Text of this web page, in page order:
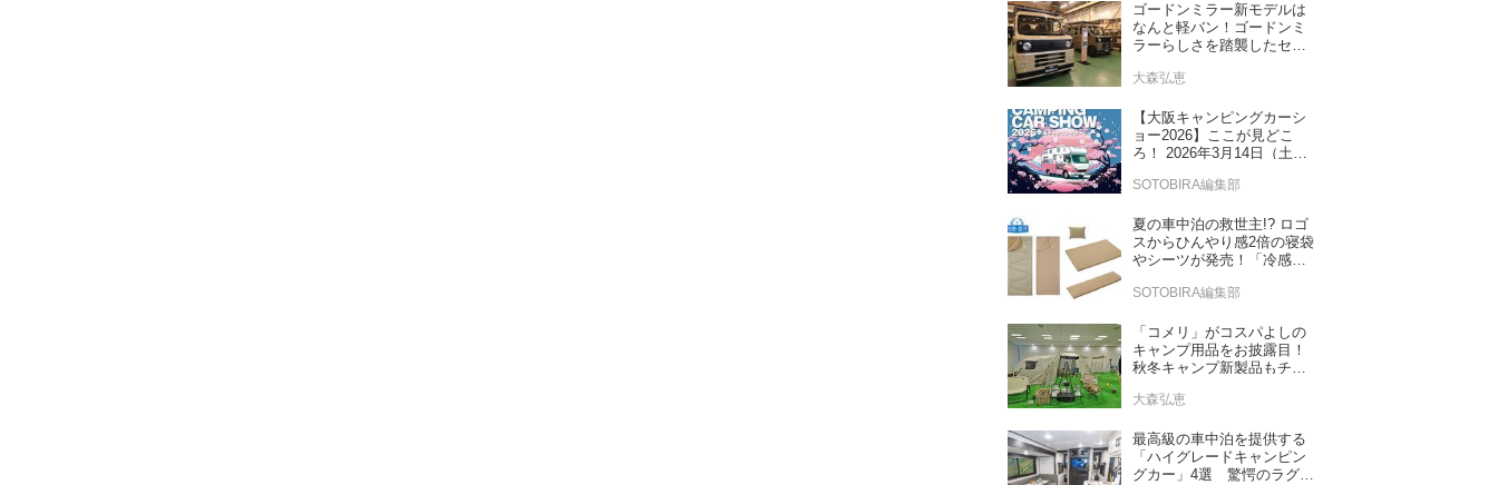
ゴードンミラー新モデルは
なんと軽バン！ゴードンミ
ラーらしさを踏襲したセン
売！
大森弘恵
【大阪キャンピングカーシ
ョー2026】ここが見どこ
ろ！ 2026年3月14日（土）
大阪
SOTOBIRA編集部
夏の車中泊の救世主!? ロゴ
スからひんやり感2倍の寝袋
やシーツが発売！「冷感・
SOTOBIRA編集部
「コメリ」がコスパよしの
キャンプ用品をお披露目！
秋冬キャンプ新製品もチェ
大森弘恵
最高級の車中泊を提供する
「ハイグレードキャンピン
グカー」4選 驚愕のラグジ